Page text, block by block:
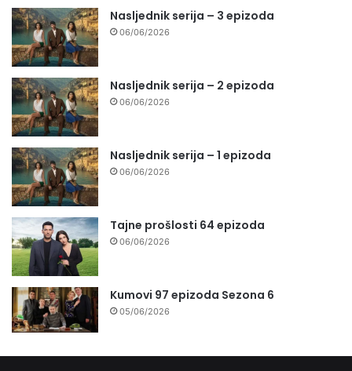
Nasljednik serija – 3 epizoda
06/06/2026
Nasljednik serija – 2 epizoda
06/06/2026
Nasljednik serija – 1 epizoda
06/06/2026
Tajne prošlosti 64 epizoda
06/06/2026
Kumovi 97 epizoda Sezona 6
05/06/2026